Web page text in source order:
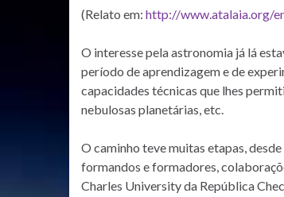
(Relato em: http://www.atalaia.org/
O interesse pela astronomia já lá
período de aprendizagem e de
capacidades técnicas que lhes
nebulosas planetárias, etc.
O caminho teve muitas etapas,
formandos e formadores,
Charles University da República